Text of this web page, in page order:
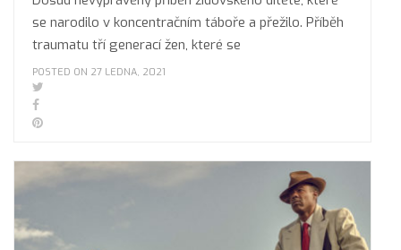
se narodilo v koncentračním táboře a přežilo. Příběh
traumatu tří generací žen, které se
POSTED ON 27 LEDNA, 2021